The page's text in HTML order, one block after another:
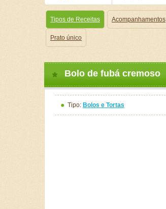
Tipos de Receitas Acompanhamentos
Prato único
Bolo de fubá cremoso
Tipo: Bolos e Tortas